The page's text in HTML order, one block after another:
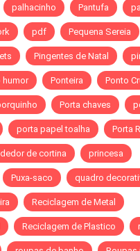
palhacinho Pantufa
pdf Pequena Sereia
Pingentes de Natal
humor Ponteira Ponto
Porta chaves
porta papel toalha Porta
de cortina princesa
Puxa-saco quadro
Reciclagem de Metal
Reciclagem de Plastico